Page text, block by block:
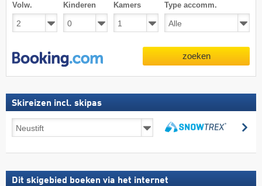
Volw. Kinderen Kamers Type accomm.
zoeken
Skireizen incl. skipas
Skireizen
incl.
Dit skigebied boeken via het internet